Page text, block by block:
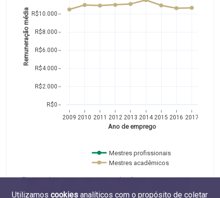
2009 2010 2011 2012 2013 2014 2015 2016 2017
R$0
R$2.000
R$4.000
R$6.000
R$8.000
R$10.000
Mestres profissionais
Mestres acadêmicos
Ano de emprego
Remuneração média
Fonte:Coleta Capes 1996-2012 e Plataforma Sucupira 2013-
Utilizamos cookies analíticos com o propósito de coletar